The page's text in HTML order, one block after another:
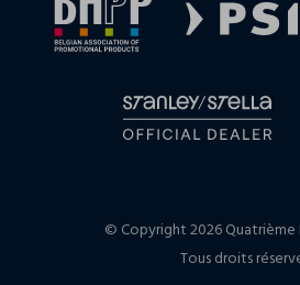
© Copyright 2026 Quatrième
Tous droits